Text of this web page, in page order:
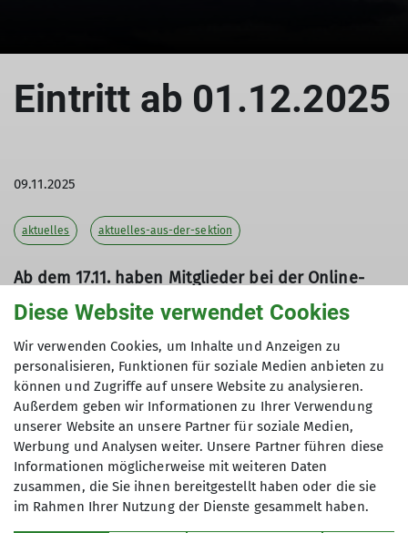
Eintritt ab 01.12.2025
09.11.2025
aktuelles aktuelles-aus-der-sektion
Ab dem 17.11. haben Mitglieder bei der Online-
Aufnahme die Wahl, ob sie sofort eintreten
möchten oder erst zum 01.01.2026.
Diese Website verwendet Cookies
Wir verwenden Cookies, um Inhalte und Anzeigen zu
personalisieren, Funktionen für soziale Medien anbieten zu
können und Zugriffe auf unsere Website zu analysieren.
Außerdem geben wir Informationen zu Ihrer Verwendung
unserer Website an unsere Partner für soziale Medien,
Werbung und Analysen weiter. Unsere Partner führen diese
Informationen möglicherweise mit weiteren Daten
zusammen, die Sie ihnen bereitgestellt haben oder die sie
im Rahmen Ihrer Nutzung der Dienste gesammelt haben.